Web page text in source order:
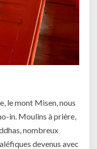
le mont Misen, nous
in. Moulins à prière,
nombreux
devenus avec